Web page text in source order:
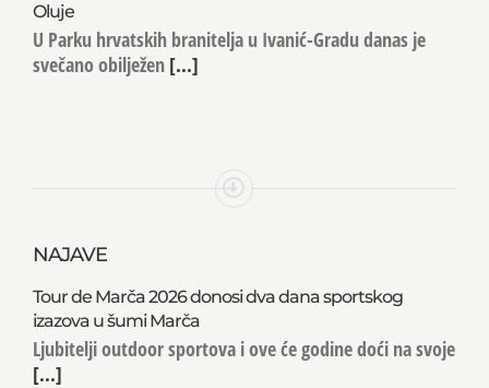
Oluje
U Parku hrvatskih branitelja u Ivanić-Gradu danas je
svečano obilježen [...]
NAJAVE
Tour de Marča 2026 donosi dva dana sportskog
izazova u šumi Marča
Ljubitelji outdoor sportova i ove će godine doći na svoje
[...]